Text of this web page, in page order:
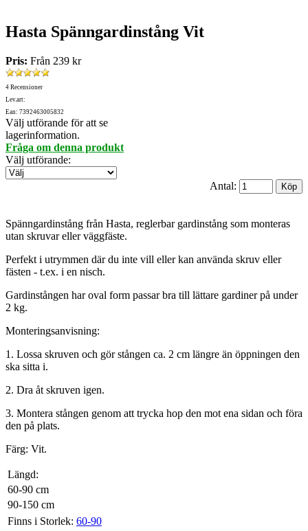
Hasta Spänngardinstång Vit
Pris: Från 239 kr
4 Recensioner
Lev.art:
Ean: 7392463005832
Välj utförande för att se
lagerinformation.
Fråga om denna produkt
Välj utförande:
Antal:
Spänngardinstång från Hasta, reglerbar gardinstång som monteras
utan skruvar eller väggfäste.
Perfekt i utrymmen där du inte vill eller kan använda skruv eller
fästen - t.ex. i en nisch.
Gardinstången har oval form passar bra till lättare gardiner på under
2 kg.
Monteringsanvisning:
1. Lossa skruven och gör stången ca. 2 cm längre än öppningen den
ska sitta i.
2. Dra åt skruven igen.
3. Montera stången genom att trycka hop den mot ena sidan och föra
den på plats.
Färg: Vit.
Längd:
60-90 cm
90-150 cm
Finns i Storlek: 60-90